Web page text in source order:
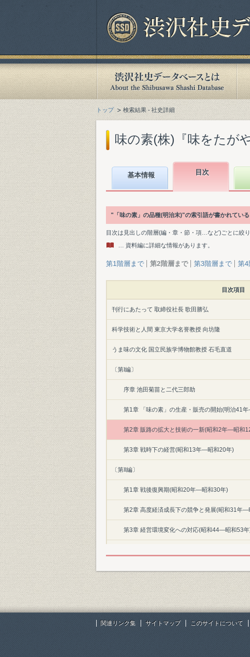
トップ 検索結果 - 社史詳細
味の素(株)『味をたが
基本情報 目次
"「味の素」の品種(明治末)"の索引語が書かれてい
目次は見出しの階層(編・章・節・項…など)ごとに絞
… 資料編に詳細な情報があります。
第1階層まで 第2階層まで 第3階層まで 第4
目次項目
刊行にあたって 取締役社長 歌田勝弘
科学技術と人間 東京大学名誉教授 向坊隆
うま味の文化 国立民族学博物館教授 石毛直道
〔第I編〕
序章 池田菊苗と二代三郎助
第1章 「味の素」の生産・販売の開始(明治41
第2章 販路の拡大と技術の一新(昭和2年―昭和
第3章 戦時下の経営(昭和13年―昭和20年)
〔第II編〕
第1章 戦後復興期(昭和20年―昭和30年)
第2章 高度経済成長下の競争と発展(昭和31年―
第3章 経営環境変化への対応(昭和44―昭和53
資料・年表
索引
本文収録図・表一覧
関連リンク集 サイトマップ このサイトについて